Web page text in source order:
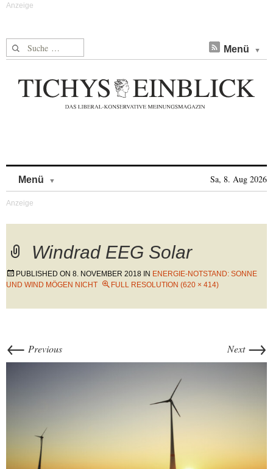
Suche nach: Menü
Menü Sa, 8. Aug 2026
Windrad EEG Solar
PUBLISHED ON 8. NOVEMBER 2018 IN ENERGIE-NOTSTAND: SONNE
UND WIND MÖGEN NICHT
FULL RESOLUTION (620 × 414)
← Previous Next →